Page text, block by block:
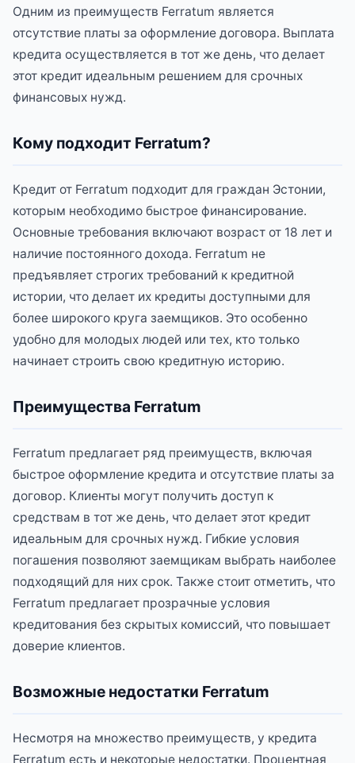
Одним из преимуществ Ferratum является
отсутствие платы за оформление договора. Выплата
кредита осуществляется в тот же день, что делает
этот кредит идеальным решением для срочных
финансовых нужд.
Кому подходит Ferratum?
Кредит от Ferratum подходит для граждан Эстонии,
которым необходимо быстрое финансирование.
Основные требования включают возраст от 18 лет и
наличие постоянного дохода. Ferratum не
предъявляет строгих требований к кредитной
истории, что делает их кредиты доступными для
более широкого круга заемщиков. Это особенно
удобно для молодых людей или тех, кто только
начинает строить свою кредитную историю.
Преимущества Ferratum
Ferratum предлагает ряд преимуществ, включая
быстрое оформление кредита и отсутствие платы за
договор. Клиенты могут получить доступ к
средствам в тот же день, что делает этот кредит
идеальным для срочных нужд. Гибкие условия
погашения позволяют заемщикам выбрать наиболее
подходящий для них срок. Также стоит отметить, что
Ferratum предлагает прозрачные условия
кредитования без скрытых комиссий, что повышает
доверие клиентов.
Возможные недостатки Ferratum
Несмотря на множество преимуществ, у кредита
Ferratum есть и некоторые недостатки. Процентная